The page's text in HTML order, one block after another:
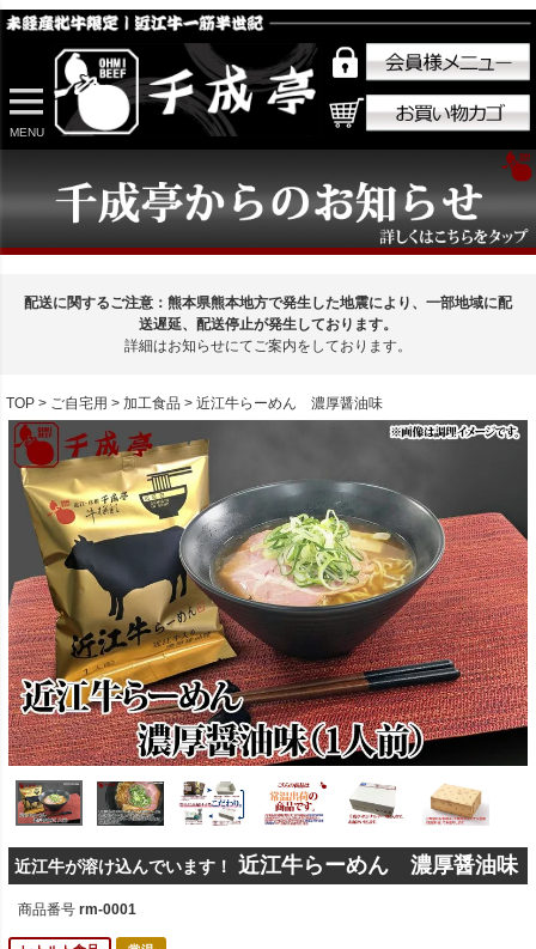
MENU
配送に関するご注意：熊本県熊本地方で発生した地震により、一部地域に配
送遅延、配送停止が発生しております。
詳細はお知らせにてご案内をしております。
TOP ご自宅用 加工食品 近江牛らーめん 濃厚醤油味
近江牛が溶け込んでいます！ 近江牛らーめん 濃厚醤油味
商品番号 rm-0001